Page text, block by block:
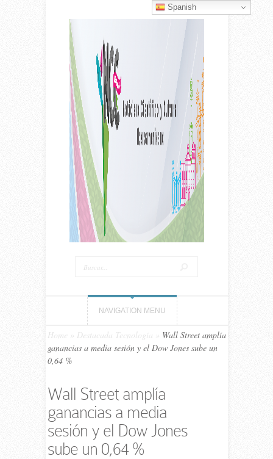
NAVIGATION MENU
Home Destacada Tecnología
Wall Street amplía
ganancias a media sesión y el Dow Jones sube un
0,64 %
Wall Street amplía
ganancias a media
sesión y el Dow Jones
sube un 0,64 %
Spanish